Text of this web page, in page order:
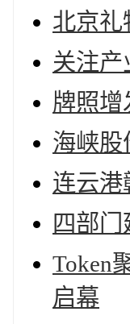
北京
关注
牌照
海峡股
连云港
四部
Token
启幕